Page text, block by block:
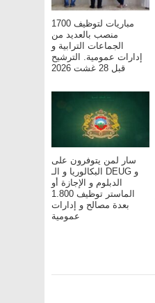
مباريات لتوظيف 1700
منصب بالعديد من
الجماعات الترابية و
إدارات عمومية. الترشيح
قبل 28 غشت 2026
سار لمن يتوفرون على
البكالوريا و الـ DEUG و
الدبلوم و الإجازة أو
الماستر توظيف 1.800
بعدة مصالح و إدارات
عمومية